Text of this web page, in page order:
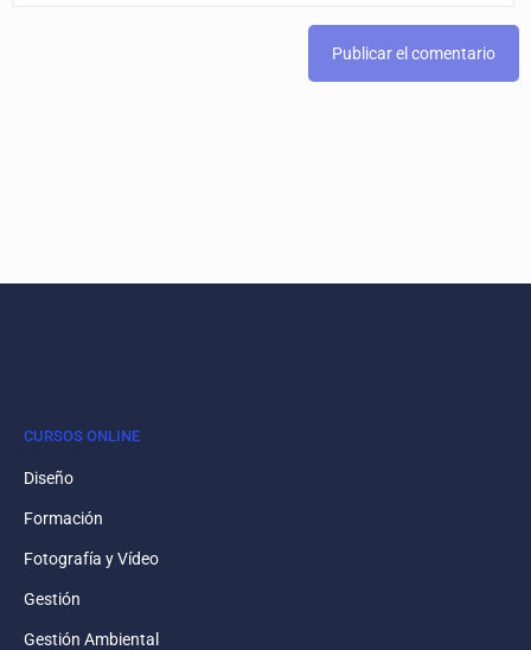
CURSOS ONLINE
Diseño
Formación
Fotografía y Vídeo
Gestión
Gestión Ambiental